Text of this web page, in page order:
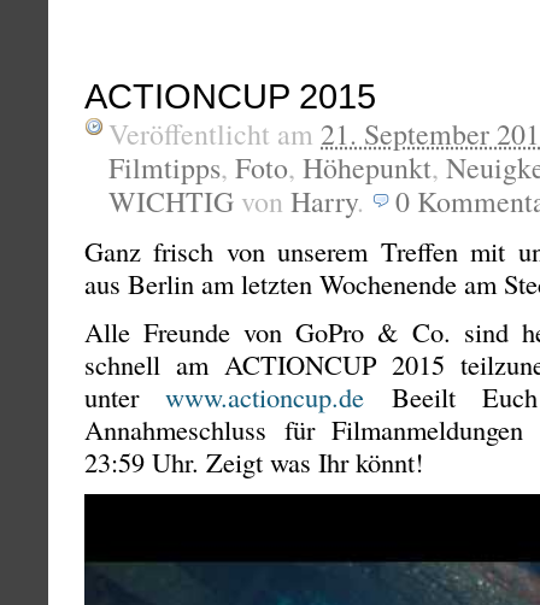
ACTIONCUP 2015
Veröffentlicht am 21. September
Filmtipps, Foto, Höhepunkt,
WICHTIG von Harry. 0
Ganz frisch von unserem Treffen mit
aus Berlin am letzten Wochenende am
Alle Freunde von GoPro & Co. sind
schnell am ACTIONCUP 2015
unter www.actioncup.de Beeilt
Annahmeschluss für
23:59 Uhr. Zeigt was Ihr könnt!